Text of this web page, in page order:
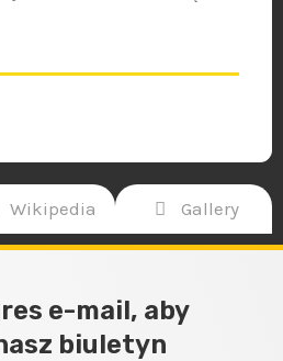
Wikipedia Gallery
e-mail, aby
biuletyn